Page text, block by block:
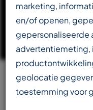
marketing,
en/of openen,
gepersonaliseerde
advertentiemeting,
geolocatie
toestemming voor